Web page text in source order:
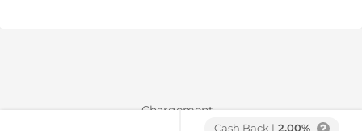
Cash Back | 2.00%
Chargement...